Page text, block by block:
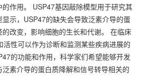
作用。 USP47基因敲除模型用于研究其
示，USP47的缺失会导致泛素介导的蛋
改变，影响细胞的生长和代谢。 在临床
性可以作为诊断和监测某些疾病进展的
的功能和作用，科学家们希望能够开发
素介导的蛋白质降解和信号转导相关的